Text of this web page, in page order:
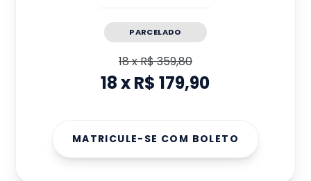
PARCELADO
18xR$ 359,80
18xR$ 179,90
MATRICULE-SE COM BOLETO